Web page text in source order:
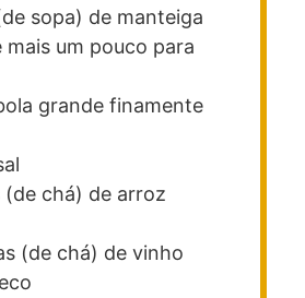
sopa) de manteiga
mais um pouco para
grande finamente
(de chá) de arroz
(de chá) de vinho